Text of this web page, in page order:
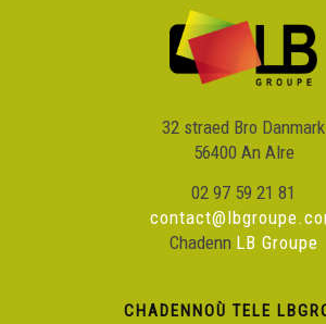
32 straed Bro Danmark
56400 An Alre
02 97 59 21 81
Chadenn LB Groupe
CHADENNOÙ TELE